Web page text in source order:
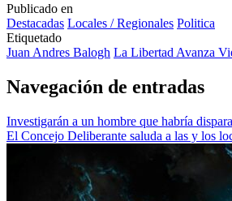
Publicado en
Destacadas Locales / Regionales Politica
Etiquetado
Juan Andres Balogh La Libertad Avanza
Navegación de entradas
Investigarán a un hombre que habría
El Concejo Deliberante saluda a las y los